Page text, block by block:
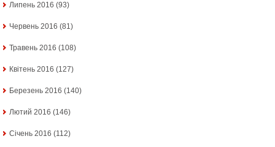
Липень 2016 (93)
Червень 2016 (81)
Травень 2016 (108)
Квітень 2016 (127)
Березень 2016 (140)
Лютий 2016 (146)
Січень 2016 (112)